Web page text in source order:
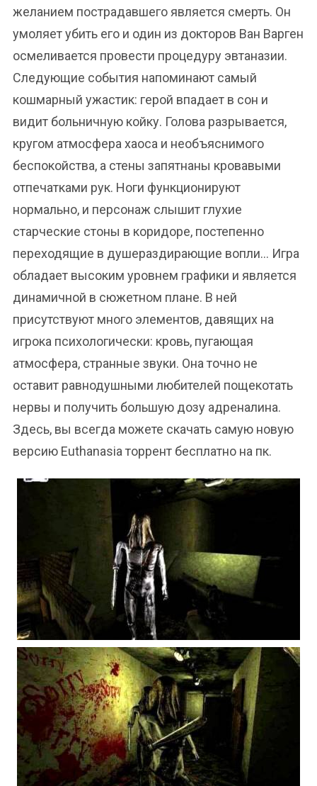
желанием пострадавшего является смерть. Он
умоляет убить его и один из докторов Ван Варген
осмеливается провести процедуру эвтаназии.
Следующие события напоминают самый
кошмарный ужастик: герой впадает в сон и
видит больничную койку. Голова разрывается,
кругом атмосфера хаоса и необъяснимого
беспокойства, а стены запятнаны кровавыми
отпечатками рук. Ноги функционируют
нормально, и персонаж слышит глухие
старческие стоны в коридоре, постепенно
переходящие в душераздирающие вопли… Игра
обладает высоким уровнем графики и является
динамичной в сюжетном плане. В ней
присутствуют много элементов, давящих на
игрока психологически: кровь, пугающая
атмосфера, странные звуки. Она точно не
оставит равнодушными любителей пощекотать
нервы и получить большую дозу адреналина.
Здесь, вы всегда можете скачать самую новую
версию Euthanasia торрент бесплатно на пк.